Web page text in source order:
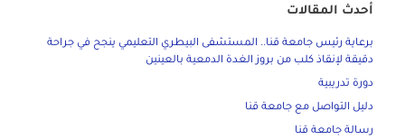
أحدث المقالات
برعاية رئيس جامعة قنا.. المستشفى البيطري التعليمي ينجح في جراحة
دقيقة لإنقاذ كلب من بروز الغدة الدمعية بالعينين
دورة تدريبية
دليل التواصل مع جامعة قنا
رسالة جامعة قنا